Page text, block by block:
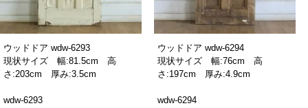
ウッドドア wdw-6293
現状サイズ 幅:81.5cm 高
さ:203cm 厚み:3.5cm
wdw-6293
ウッドドア wdw-6294
現状サイズ 幅:76cm 高
さ:197cm 厚み:4.9cm
wdw-6294